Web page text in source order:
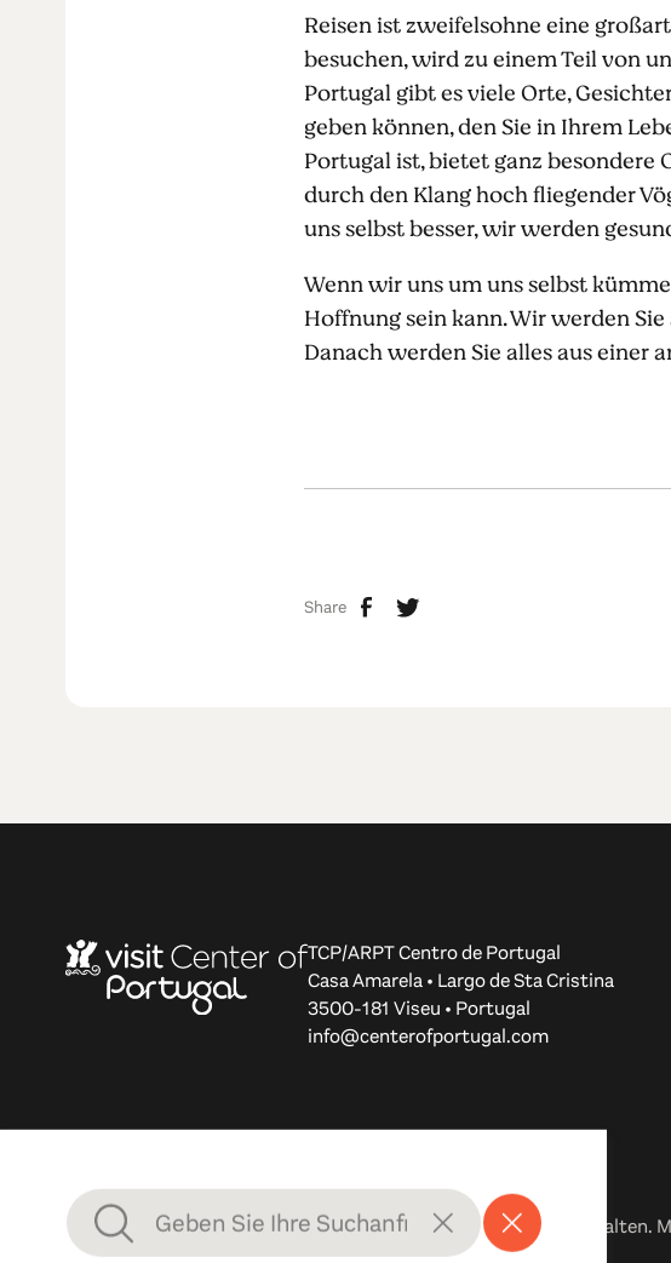
Reisen ist zweifelsohne eine
besuchen, wird zu einem Teil von
Portugal gibt es viele Orte,
geben können, den Sie in Ihrem
Portugal ist, bietet ganz
durch den Klang hoch fliegender
uns selbst besser, wir werden
Wenn wir uns um uns selbst
Hoffnung sein kann. Wir werden
Danach werden Sie alles aus einer
Share
TCP/ARPT Centro de Portugal
Casa Amarela • Largo de Sta Cristina
3500-181 Viseu • Portugal
info@centerofportugal.com
© 2012-2026 TCP/ARPT Centro de Portugal. Alle Rechte vorbehalten.